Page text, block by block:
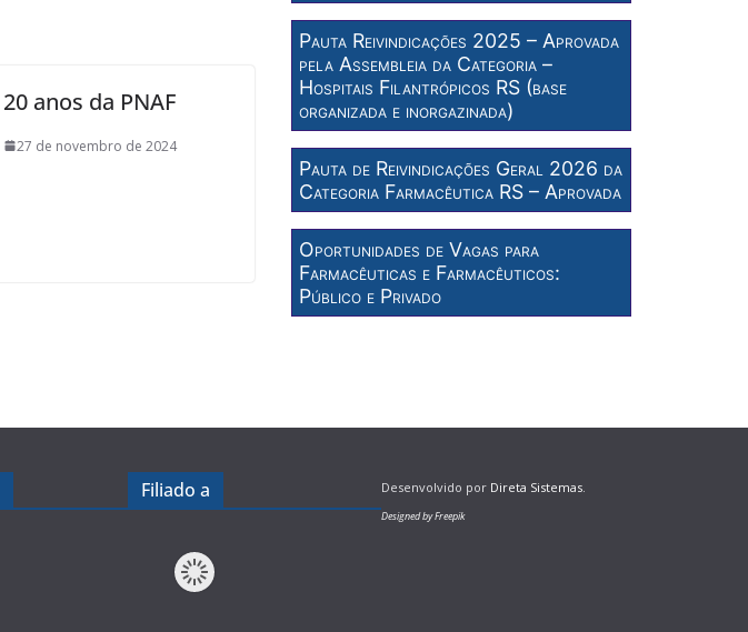
20 anos da PNAF
27 de novembro de 2024
Pauta Reivindicações 2025 – Aprovada
pela Assembleia da Categoria –
Hospitais Filantrópicos RS (base
organizada e inorgazinada)
Pauta de Reivindicações Geral 2026 da
Categoria Farmacêutica RS – Aprovada
Oportunidades de Vagas para
Farmacêuticas e Farmacêuticos:
Público e Privado
Filiado a Desenvolvido por Direta Sistemas.
Designed by Freepik